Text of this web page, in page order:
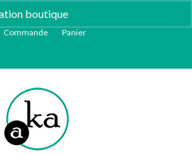
boutique
Commande Panier